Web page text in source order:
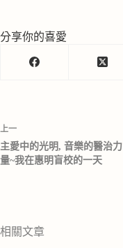
分享你的喜愛
上一
主愛中的光明, 音樂的醫治力
量~我在惠明盲校的一天
相關文章